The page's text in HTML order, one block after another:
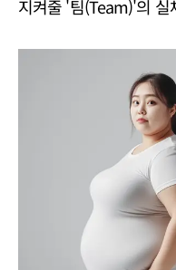
지켜줄 '팀(Team)'의 실